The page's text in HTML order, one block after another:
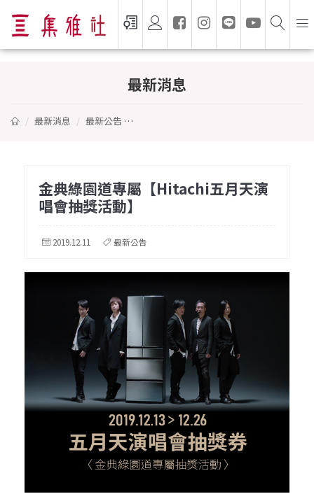
最新消息
最新消息 最新公告
金典綠園道專屬【Hitachi五月天演
唱會抽獎活動】
2019.12.11 最新公告